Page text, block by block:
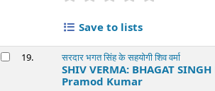
Save to lists
19. सरदार भगत सिंह के सहयोगी शिव वर्मा
SHIV VERMA: BHAGAT SINGH
Pramod Kumar